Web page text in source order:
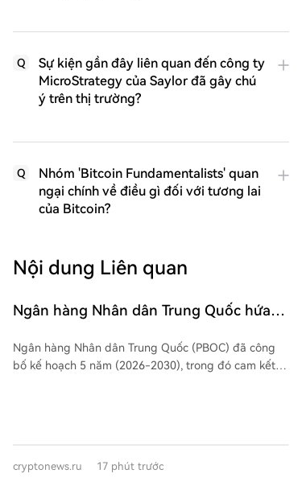
Q
Sự kiện gần đây liên quan đến công ty
MicroStrategy của Saylor đã gây chú
ý trên thị trường?
Q
Nhóm 'Bitcoin Fundamentalists' quan
ngại chính về điều gì đối với tương lai
của Bitcoin?
Nội dung Liên quan
Ngân hàng Nhân dân Trung Quốc hứa
tệ kỹ thuật số trong kế hoạch 2026-
2030
Ngân hàng Nhân dân Trung Quốc (PBOC) đã công
bố kế hoạch 5 năm (2026-2030), trong đó cam kết
thanh toán, hỗ trợ ngành tín dụng và siết chặt các
cryptonews.ru 17 phút trước